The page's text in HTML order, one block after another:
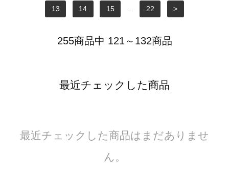
13 14 15 22 >
255商品中 121～132商品
最近チェックした商品
最近チェックした商品はまだありませ
ん。